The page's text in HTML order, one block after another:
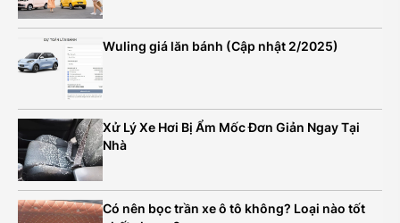
Wuling giá lăn bánh (Cập nhật 2/2025)
Xử Lý Xe Hơi Bị Ẩm Mốc Đơn Giản Ngay Tại
Nhà
Có nên bọc trần xe ô tô không? Loại nào tốt